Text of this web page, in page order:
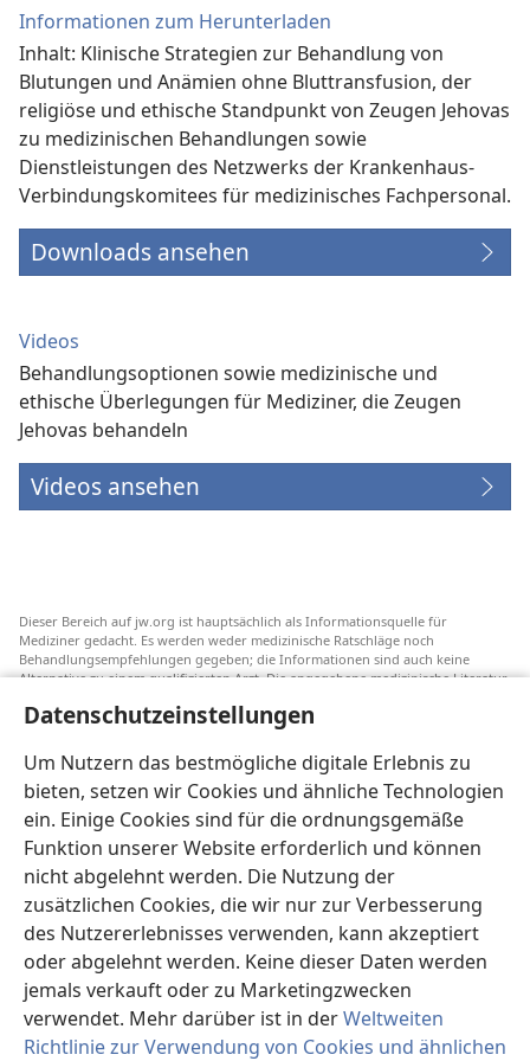
Datenschutzeinstellungen
Um Nutzern das bestmögliche digitale Erlebnis zu
bieten, setzen wir Cookies und ähnliche Technologien
ein. Einige Cookies sind für die ordnungsgemäße
Funktion unserer Website erforderlich und können
nicht abgelehnt werden. Die Nutzung der
zusätzlichen Cookies, die wir nur zur Verbesserung
des Nutzererlebnisses verwenden, kann akzeptiert
oder abgelehnt werden. Keine dieser Daten werden
jemals verkauft oder zu Marketingzwecken
verwendet. Mehr darüber ist in derWeltweiten
Richtlinie zur Verwendung von Cookies und ähnlichen
Informationen zum Herunterladen
Inhalt: Klinische Strategien zur Behandlung von
Blutungen und Anämien ohne Bluttransfusion, der
religiöse und ethische Standpunkt von Zeugen Jehovas
zu medizinischen Behandlungen sowie
Dienstleistungen des Netzwerks der Krankenhaus-
Verbindungs­komitees für medizinisches Fachpersonal.
Downloads ansehen
Videos
Behandlungsoptionen sowie medizinische und
ethische Überlegungen für Mediziner, die Zeugen
Jehovas behandeln
Videos ansehen
Dieser Bereich auf jw.org ist hauptsächlich als Informationsquelle für
Mediziner gedacht. Es werden weder medizinische Ratschläge noch
Behandlungsempfehlungen gegeben; die Informationen sind auch keine
Alternative zu einem qualifizierten Arzt. Die angegebene medizinische Literatur
Transfusionsalternativen hin, die in Erwägung gezogen werden können. Jeder
Mediziner steht selbst in der Pflicht, seinen Informationsstand aktuell zu
halten, verschiedene Behandlungsmethoden abzuwägen und Patienten dabei
zu helfen, eine Behandlung entsprechend ihrer Gesundheit und gemäß ihren
Wünschen, Vorstellungen und Überzeugungen zu wählen. Nicht alle
aufgeführten Strategien sind für alle Patienten angemessen und akzeptabel.
An Patienten: Wenden Sie sich in Gesundheitsfragen immer an einen Arzt.
Die Nutzung dieser Website unterliegt denNutzungsbedingungen
Erscheinungsbild-Einstellungen